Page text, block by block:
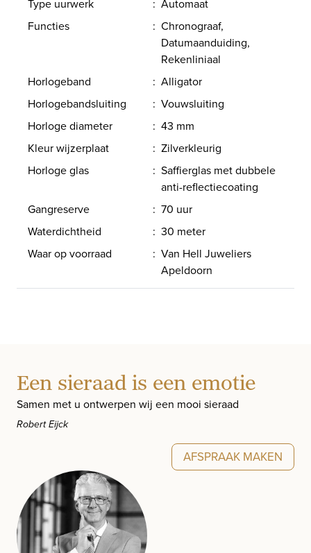
Type uurwerk : Automaat
Functies
: Chronograaf,
Datumaanduiding,
Rekenliniaal
Horlogeband
: Alligator
Horlogebandsluiting
: Vouwsluiting
Horloge diameter
: 43 mm
Kleur wijzerplaat
: Zilverkleurig
Horloge glas
: Saffierglas met dubbele
anti-reflectiecoating
Gangreserve
: 70 uur
Waterdichtheid
: 30 meter
Waar op voorraad
: Van Hell Juweliers
Apeldoorn
Een sieraad is een emotie
Samen met u ontwerpen wij een mooi sieraad
Robert Eijck
AFSPRAAK MAKEN